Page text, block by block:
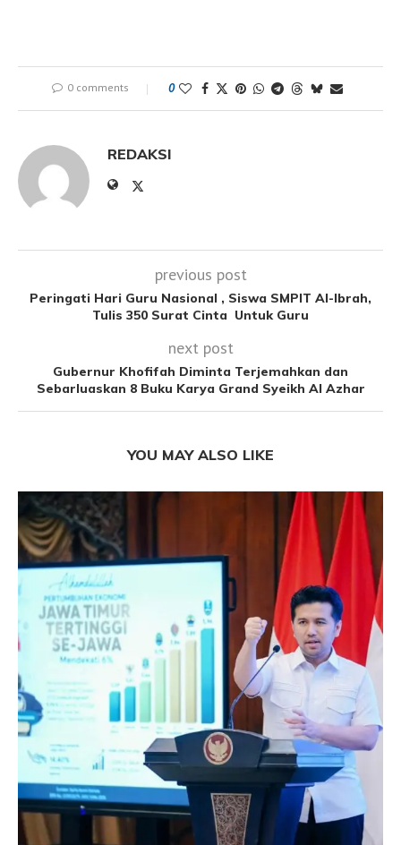
0 comments 0
REDAKSI
previous post
Peringati Hari Guru Nasional , Siswa SMPIT Al-Ibrah,
Tulis 350 Surat Cinta Untuk Guru
next post
Gubernur Khofifah Diminta Terjemahkan dan
Sebarluaskan 8 Buku Karya Grand Syeikh Al Azhar
YOU MAY ALSO LIKE